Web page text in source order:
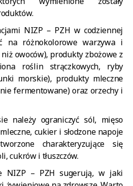
NIZP – PZH w codziennej
na różnokolorowe warzywa i
owoców), produkty zbożowe z
roślin strączkowych, ryby
morskie), produkty mleczne
fermentowane) oraz orzechy i
należy ograniczyć sól, mięso
cukier i słodzone napoje
charakteryzujące się
cukrów i tłuszczów.
NIZP – PZH sugerują, w jaki